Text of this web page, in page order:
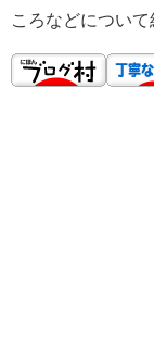
ころなどについて